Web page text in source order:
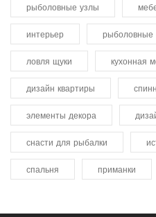
рыболовные узлы
интерьер рыболовные
ловля щуки кухонная
дизайн квартиры
элементы декора
снасти для рыбалки
спальня приманки